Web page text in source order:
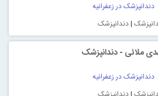
دندانپزشک در زعفرانیه
|دندانپزشک
ملائی - دندانپزشک
دندانپزشک در زعفرانیه